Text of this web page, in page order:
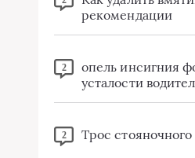
рекомендации
2
опель инсигния
усталости
2 Трос стояночного